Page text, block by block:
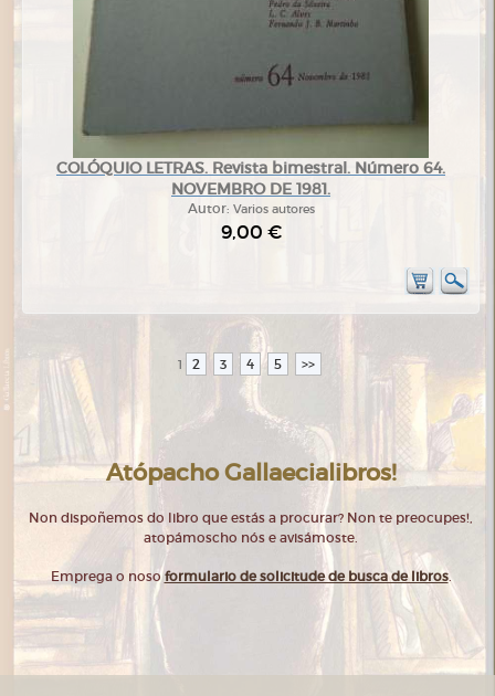
COLÓQUIO LETRAS. Revista bimestral. Número 64.
NOVEMBRO DE 1981.
Autor: Varios autores
9,00 €
1 2 3 4 5 >>
Atópacho Gallaecialibros!
Non dispoñemos do libro que estás a procurar? Non te preocupes!,
atopámoscho nós e avisámoste.
Emprega o nosoformulario de solicitude de busca de libros.